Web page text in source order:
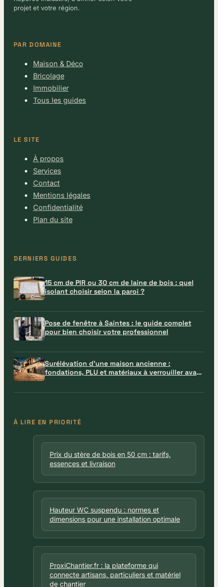
projet et votre région.
PAR DOMAINE
Maison & Déco
Bricolage
Immobilier
Tous les guides
LE SITE
À propos
Services
Contact
Mentions légales
Confidentialité
Plan du site
DERNIERS GUIDES
15 cm de PIR ou 30 cm de laine de bois : quel
isolant choisir selon la paroi ?
Pose de fenêtre à Saintes : le guide complet
pour bien choisir votre professionnel
Surélévation d’une maison ancienne :
fondations, PLU et matériaux à verrouiller avant
le chantier
À LIRE EN PRIORITÉ
Prix du stère de bois en 50 cm : tarifs,
essences et livraison
Hauteur WC suspendu : normes et
dimensions pour une installation optimale
ProxiChantier.fr : la plateforme qui
connecte artisans, particuliers et matériel
de chantier